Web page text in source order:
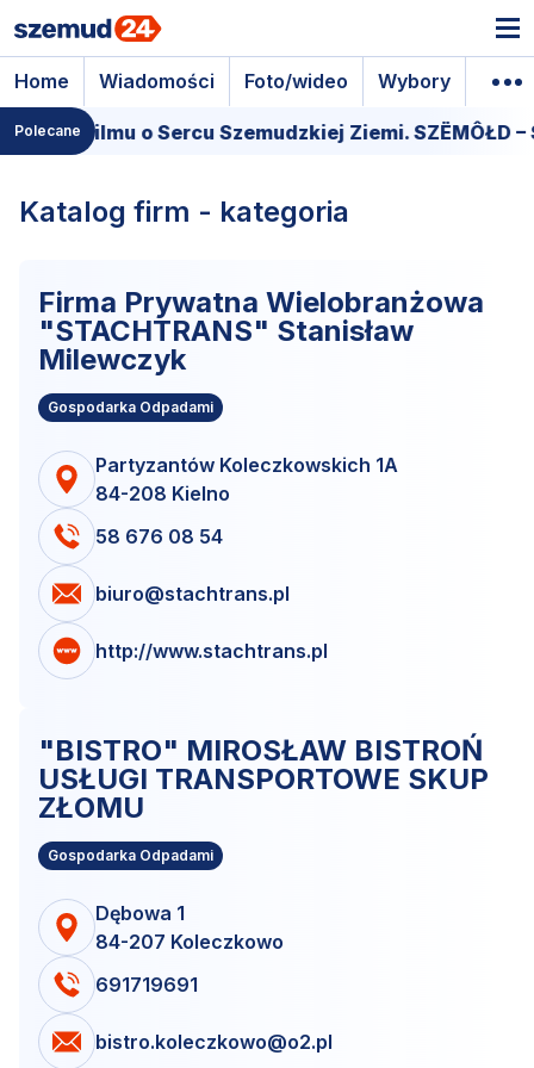
Home Wiadomości Foto/wideo Wybory
Polecanefilmu o Sercu Szemudzkiej Ziemi. SZËMÔŁD –
Katalog firm - kategoria
Firma Prywatna Wielobranżowa
"STACHTRANS" Stanisław
Milewczyk
Gospodarka Odpadami
Partyzantów Koleczkowskich 1A
84-208 Kielno
58 676 08 54
biuro@stachtrans.pl
http://www.stachtrans.pl
"BISTRO" MIROSŁAW BISTROŃ
USŁUGI TRANSPORTOWE SKUP
ZŁOMU
Gospodarka Odpadami
Dębowa 1
84-207 Koleczkowo
691719691
bistro.koleczkowo@o2.pl